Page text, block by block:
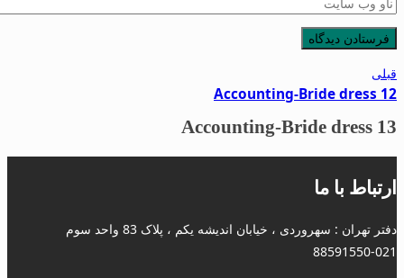
قبلی
Accounting-Bride dress 12
Accounting-Bride dress 13
ارتباط با ما
دفتر تهران : سهروردی ، خیابان اندیشه یکم ، پلاک 83 واحد سوم
88591550-021